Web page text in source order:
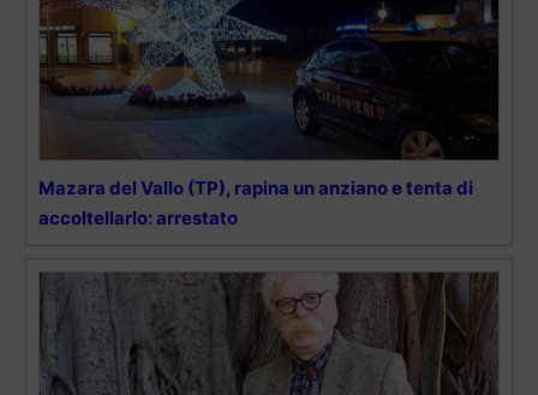
Mazara del Vallo (TP), rapina un anziano e tenta di
accoltellarlo: arrestato